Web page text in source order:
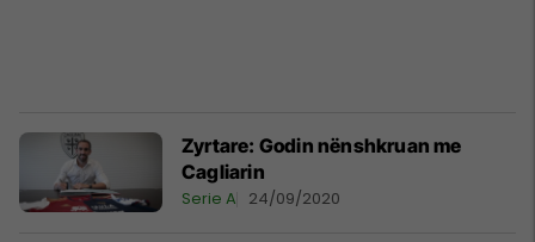
Zyrtare: Godin nënshkruan me
Cagliarin
Serie A 24/09/2020